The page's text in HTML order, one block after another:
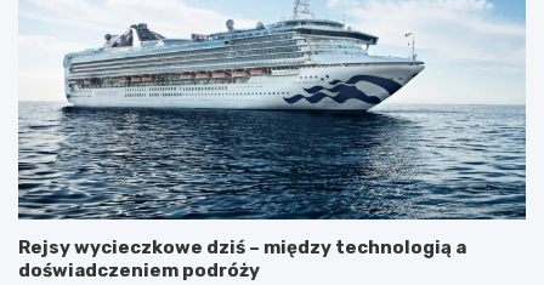
Rejsy wycieczkowe dziś – między technologią a
doświadczeniem podróży